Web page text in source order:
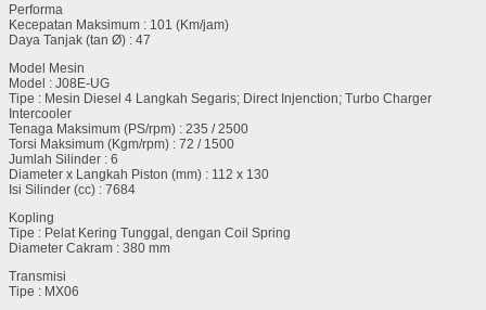
Performa
Kecepatan Maksimum : 101 (Km/jam)
Daya Tanjak (tan Ø) : 47
Model Mesin
Model : J08E-UG
Tipe : Mesin Diesel 4 Langkah Segaris; Direct Injenction; Turbo Charger
Intercooler
Tenaga Maksimum (PS/rpm) : 235 / 2500
Torsi Maksimum (Kgm/rpm) : 72 / 1500
Jumlah Silinder : 6
Diameter x Langkah Piston (mm) : 112 x 130
Isi Silinder (cc) : 7684
Kopling
Tipe : Pelat Kering Tunggal, dengan Coil Spring
Diameter Cakram : 380 mm
Transmisi
Tipe : MX06